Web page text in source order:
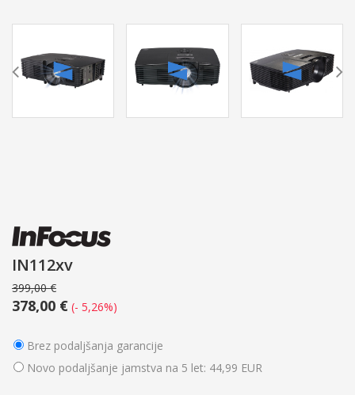
IN112xv
399,00 €
378,00 € (- 5,26%)
Brez podaljšanja garancije
Novo podaljšanje jamstva na 5 let: 44,99 EUR